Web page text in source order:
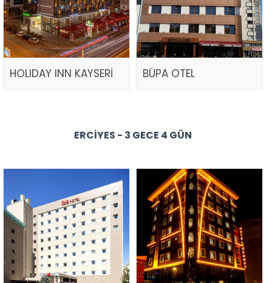
HOLIDAY INN KAYSERİ BÜPA OTEL
ERCIYES - 3 GECE 4 GÜN